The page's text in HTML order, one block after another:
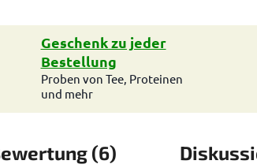
Geschenk zu jeder
Bestellung
Proben von Tee, Proteinen
und mehr
(6)